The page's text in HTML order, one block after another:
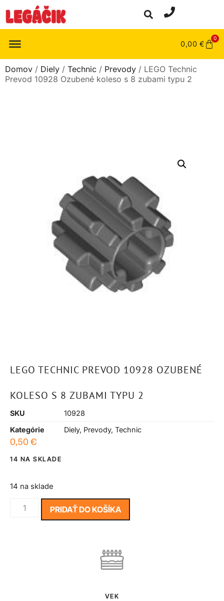
0,00 €
0
Domov / Diely / Technic / Prevody / LEGO Technic
Prevod 10928 Ozubené koleso s 8 zubami typu 2
LEGO TECHNIC PREVOD 10928 OZUBENÉ
KOLESO S 8 ZUBAMI TYPU 2
SKU
10928
Kategórie
Diely, Prevody, Technic
0,50 €
14 NA SKLADE
14 na sklade
PRIDAŤ DO KOŠÍKA
VEK